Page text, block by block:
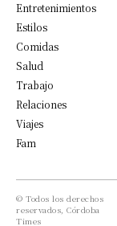
Entretenimientos
Estilos
Comidas
Salud
Trabajo
Relaciones
Viajes
Fam
© Todos los derechos
reservados, Córdoba
Times